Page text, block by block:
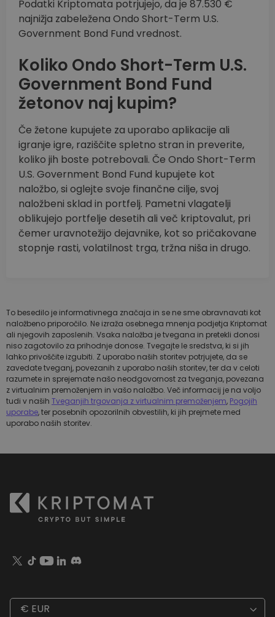
Podatki Kriptomata potrjujejo, da je 87.530 €
najnižja zabeležena Ondo Short-Term U.S.
Government Bond Fund vrednost.
Koliko Ondo Short-Term U.S.
Government Bond Fund
žetonov naj kupim?
Če žetone kupujete za uporabo aplikacije ali
igranje igre, raziščite spletno stran in preverite,
koliko jih boste potrebovali. Če Ondo Short-Term
U.S. Government Bond Fund kupujete kot
naložbo, si oglejte svoje finančne cilje, svoj
naložbeni sklad in portfelj. Pametni vlagatelji
oblikujejo portfelje desetih ali več kriptovalut, pri
čemer uravnotežijo dejavnike, kot so pričakovane
stopnje rasti, volatilnost trga, tržna niša in drugo.
To besedilo je informativnega značaja in se ne sme obravnavati kot
naložbeno priporočilo. Ne izraža osebnega mnenja podjetja Kriptomat
ali njegovih zaposlenih. Vsaka naložba je tvegana in pretekli donosi
niso zagotovilo za prihodnje donose. Tvegajte le sredstva, ki si jih
lahko privoščite izgubiti. Z uporabo naših storitev potrjujete, da se
zavedate tveganj, povezanih z uporabo naših storitev, ter da v celoti
razumete in sprejemate našo neodgovornost za tveganja, povezana
z virtualnim premoženjem in vašo naložbo. Več informacij je na voljo
tudi v naših Tveganjih trgovanja z virtualnim premoženjem, Pogojih
uporabe, ter posebnih opozorilnih obvestilih, ki jih prejmete med
uporabo naših storitev.
€ EUR